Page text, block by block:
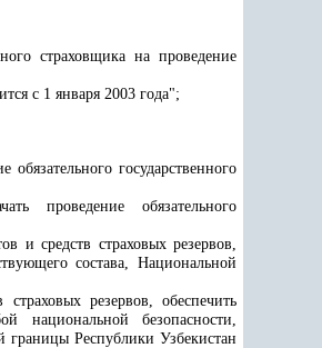
страховщика на проведение
с 1 января 2003 года";
государственного
проведение обязательного
и средств страховых резервов,
состава, Национальной
резервов, обеспечить
национальной безопасности,
Республики Узбекистан